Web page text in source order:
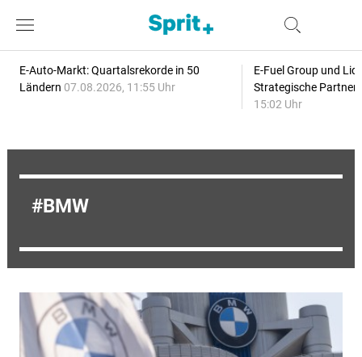
E-Auto-Markt: Quartalsrekorde in 50
Ländern 07.08.2026, 11:55 Uhr
E-Fuel Group und
Strategische
15:02 Uhr
BMW